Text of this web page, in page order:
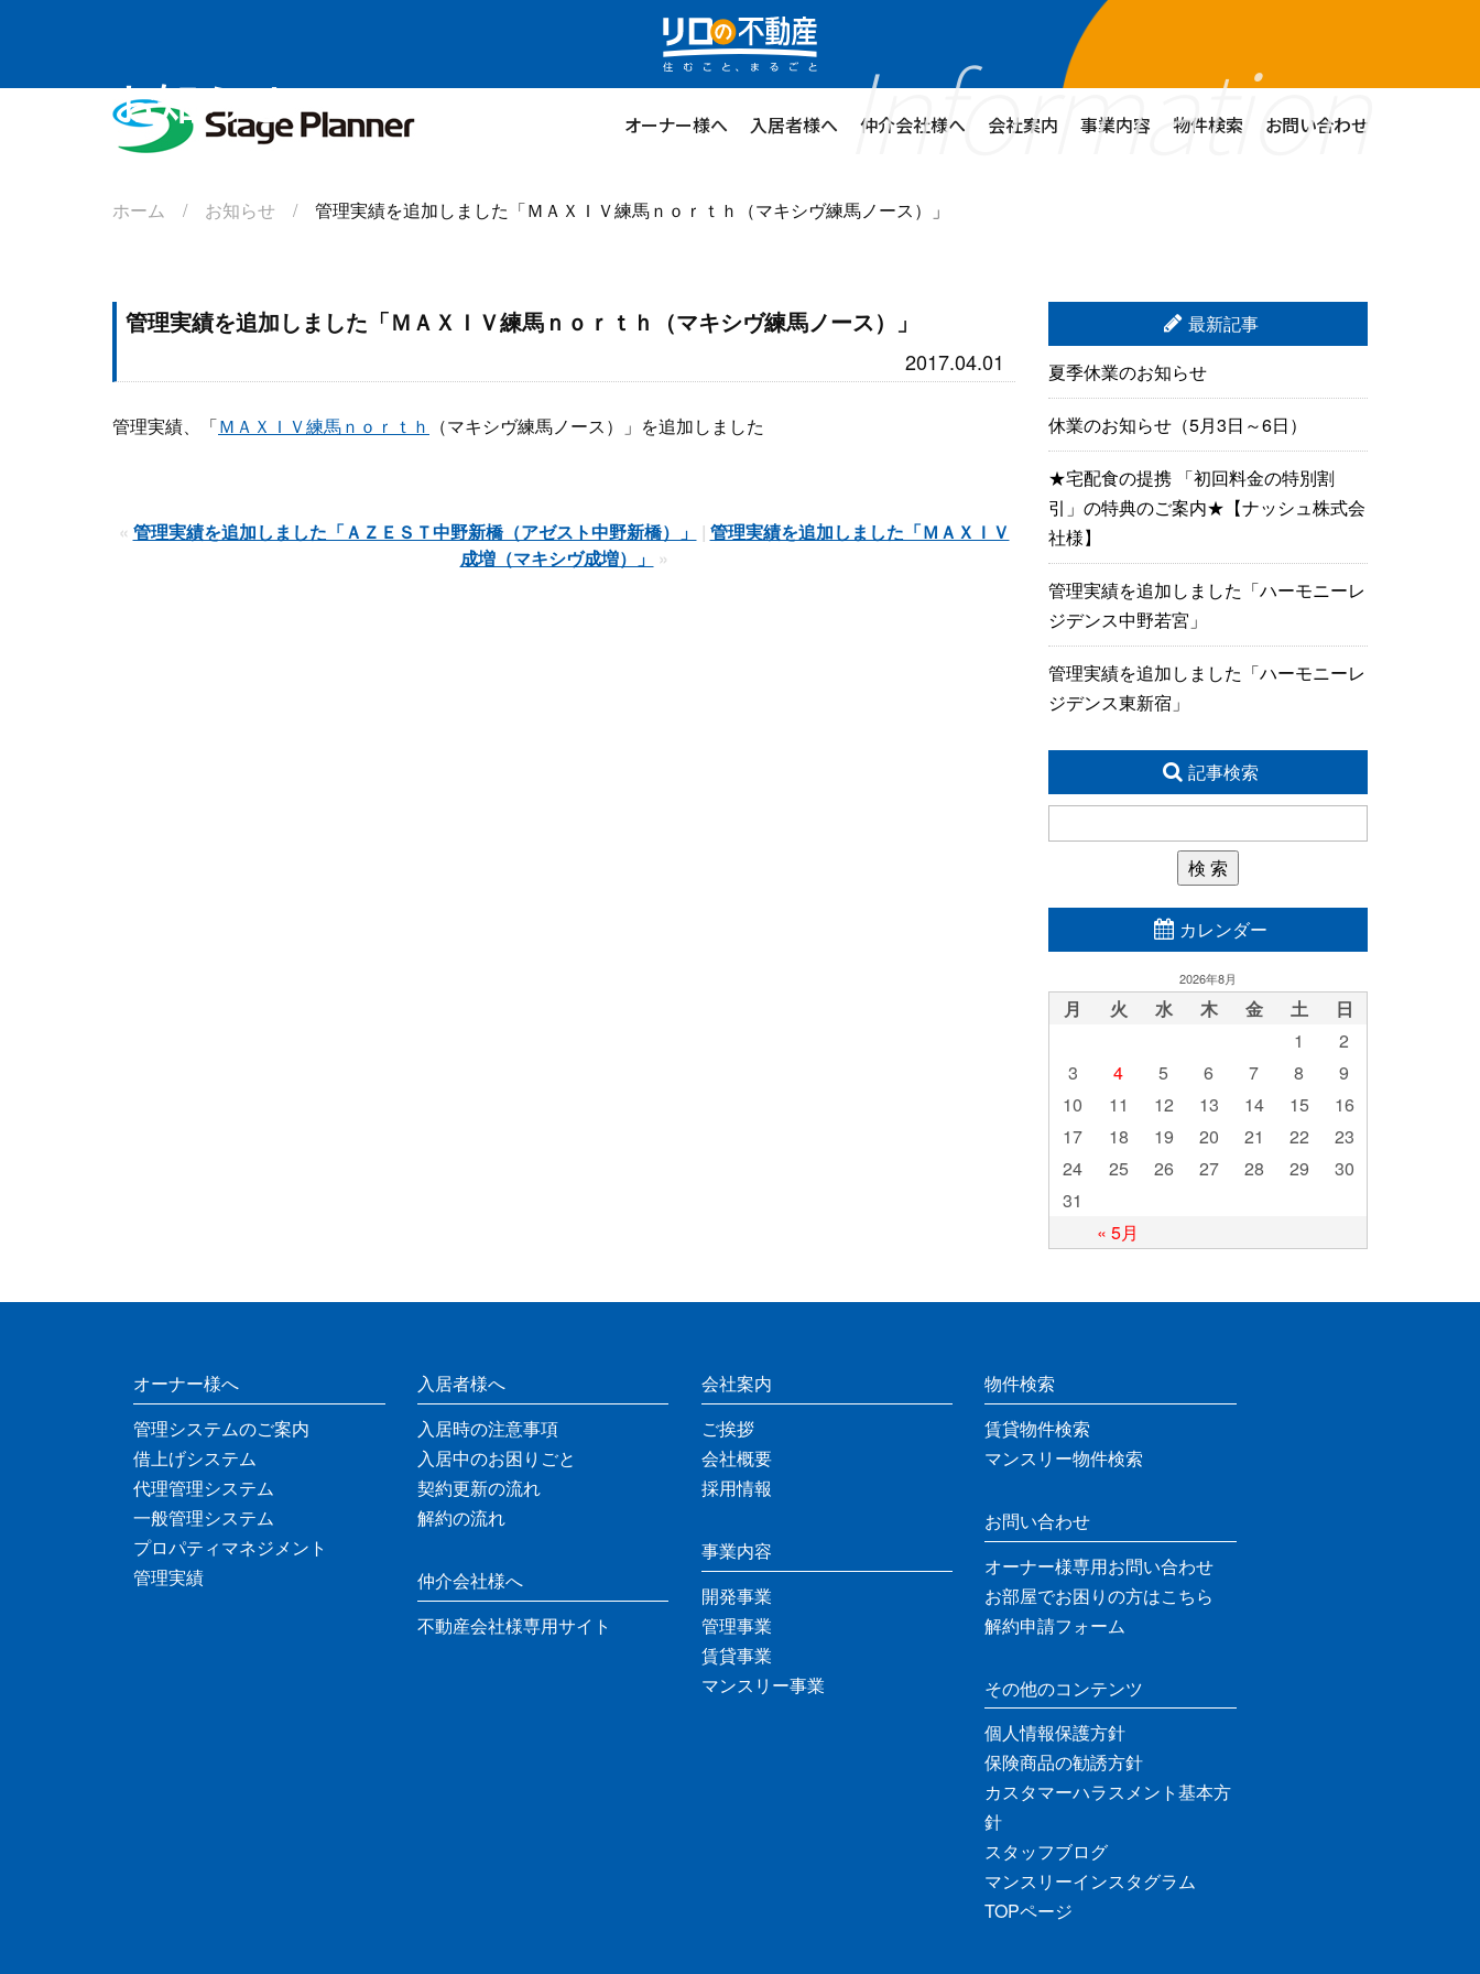
株式会社ステージプランナーオーナー様へ 入居者様へ 仲介会社様へ 会社案内 事業内容 物件検索 お問い合わせ
お知らせ Information
ホーム / お知らせ / 管理実績を追加しました「ＭＡＸＩＶ練馬ｎｏｒｔｈ（マキシヴ練馬ノース）」
管理実績を追加しました「ＭＡＸＩＶ練馬ｎｏｒｔｈ（マキシヴ練馬ノース）」
2017.04.01
管理実績、「ＭＡＸＩＶ練馬ｎｏｒｔｈ （マキシヴ練馬ノース）」を追加しました
« 管理実績を追加しました「ＡＺＥＳＴ中野新橋（アゼスト中野新橋）」 | 管理実績を追加しました「ＭＡＸＩＶ
成増（マキシヴ成増）」
»
最新記事
夏季休業のお知らせ
休業のお知らせ（5月3日～6日）
★宅配食の提携 「初回料金の特別割
引」の特典のご案内★【ナッシュ株式会
社様】
管理実績を追加しました「ハーモニーレ
ジデンス中野若宮」
管理実績を追加しました「ハーモニーレ
ジデンス東新宿」
記事検索
カレンダー
2026年8月
月 火 水 木 金 土 日
« 5月
1
2
3
4 5 6 7 8
9
10
11 12 13 14 15
16
17
18 19 20 21 22
23
24
25 26 27 28 29
30
31
オーナー様へ
管理システムのご案内
借上げシステム
代理管理システム
一般管理システム
プロパティマネジメント
管理実績
入居者様へ
入居時の注意事項
入居中のお困りごと
契約更新の流れ
解約の流れ
仲介会社様へ
不動産会社様専用サイト
会社案内
ご挨拶
会社概要
採用情報
事業内容
開発事業
管理事業
賃貸事業
マンスリー事業
物件検索
賃貸物件検索
マンスリー物件検索
お問い合わせ
オーナー様専用お問い合わせ
お部屋でお困りの方はこちら
解約申請フォーム
その他のコンテンツ
個人情報保護方針
保険商品の勧誘方針
カスタマーハラスメント基本方
針
スタッフブログ
マンスリーインスタグラム
TOPページ